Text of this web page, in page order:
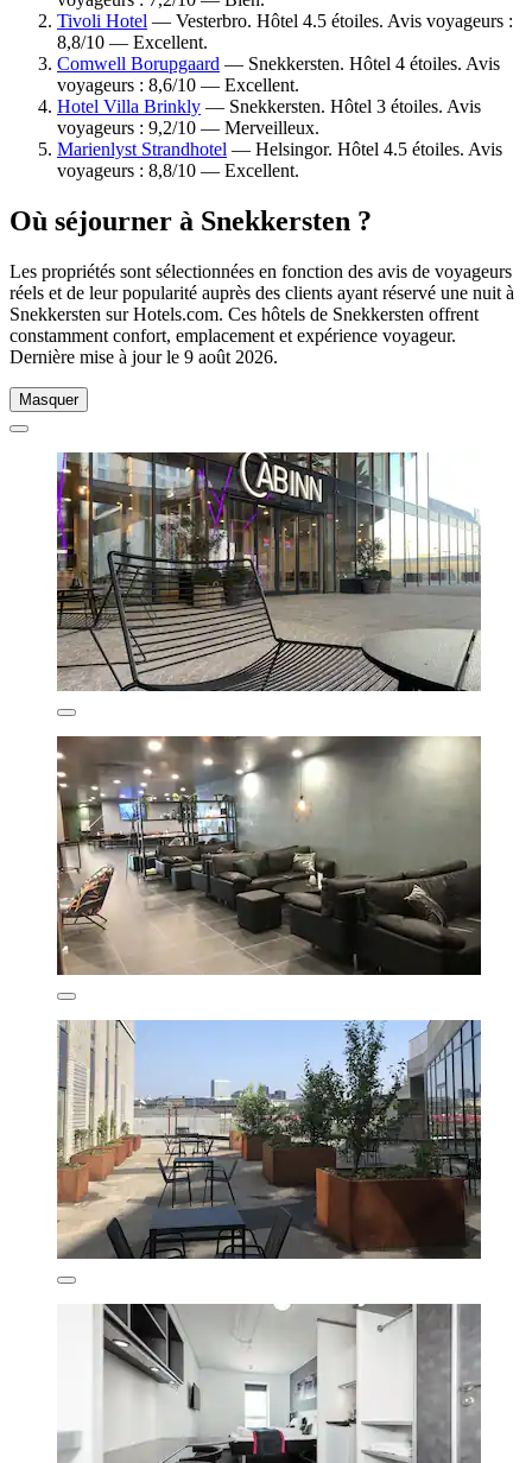
Tivoli Hotel — Vesterbro. Hôtel 4.5 étoiles. Avis voyageurs :
8,8/10 — Excellent.
Comwell Borupgaard — Snekkersten. Hôtel 4 étoiles. Avis
voyageurs : 8,6/10 — Excellent.
Hotel Villa Brinkly — Snekkersten. Hôtel 3 étoiles. Avis
voyageurs : 9,2/10 — Merveilleux.
Marienlyst Strandhotel — Helsingor. Hôtel 4.5 étoiles. Avis
voyageurs : 8,8/10 — Excellent.
Où séjourner à Snekkersten ?
Les propriétés sont sélectionnées en fonction des avis de voyageurs
réels et de leur popularité auprès des clients ayant réservé une nuit à
Snekkersten sur Hotels.com. Ces hôtels de Snekkersten offrent
constamment confort, emplacement et expérience voyageur.
Dernière mise à jour le 9 août 2026.
Masquer